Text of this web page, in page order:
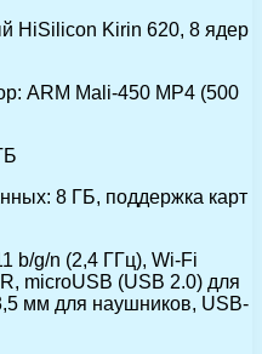
HiSilicon Kirin 620, 8 ядер
ARM Mali-450 MP4 (500
8 ГБ, поддержка карт
b/g/n (2,4 ГГц), Wi-Fi
microUSB (USB 2.0) для
мм для наушников, USB-